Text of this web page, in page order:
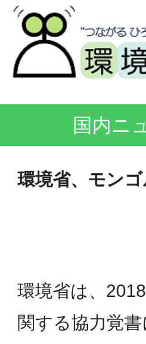
国内ニ
環境省、モン
環境省は、
関する協力覚